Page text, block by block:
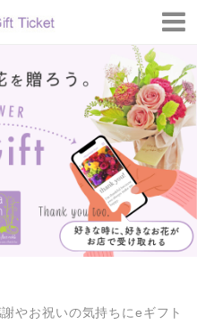
やお祝いの気持ちにeギフト